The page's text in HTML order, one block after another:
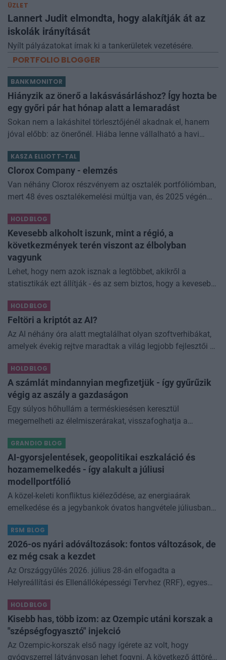
ÜZLET
Lannert Judit elmondta, hogy alakítják át az
iskolák irányítását
Nyílt pályázatokat írnak ki a tankerületek vezetésére.
PORTFOLIO BLOGGER
BANKMONITOR
Hiányzik az önerő a lakásvásárláshoz? Így hozta be
egy győri pár hat hónap alatt a lemaradást
Sokan nem a lakáshitel törlesztőjénél akadnak el, hanem
jóval előbb: az önerőnél. Hiába lenne vállalható a havi
kell rakni. Z
KASZA ELLIOTT-TAL
Clorox Company - elemzés
Van néhány Clorox részvényem az osztalék portfóliómban,
mert 48 éves osztalékemelési múltja van, és 2025 végén
dividend king-et. Azt
HOLDBLOG
Kevesebb alkoholt iszunk, mint a régió, a
következmények terén viszont az élbolyban
vagyunk
Lehet, hogy nem azok isznak a legtöbbet, akikről a
statisztikák ezt állítják - és az sem biztos, hogy a kevesebb
Kevesebb alkoholt iszunk
HOLDBLOG
Feltöri a kriptót az AI?
Az AI néhány óra alatt megtalálhat olyan szoftverhibákat,
amelyek évekig rejtve maradtak a világ legjobb fejlesztői és
különösen nagy...
HOLDBLOG
A számlát mindannyian megfizetjük - így gyűrűzik
végig az aszály a gazdaságon
Egy súlyos hőhullám a terméskiesésen keresztül
megemelheti az élelmiszerárakat, visszafoghatja a
még az állam finanszírozását is m
GRANDIO BLOG
AI-gyorsjelentések, geopolitikai eszkaláció és
hozamemelkedés - így alakult a júliusi
modellportfólió
A közel-keleti konfliktus kiéleződése, az energiaárak
emelkedése és a jegybankok óvatos hangvétele júliusban
miközben a jelentő
RSM BLOG
2026-os nyári adóváltozások: fontos változások, de
ez még csak a kezdet
Az Országgyűlés 2026. július 28-án elfogadta a
Helyreállítási és Ellenállóképességi Tervhez (RRF), egyes
kapcsolódó adóintézkedésekről, v
HOLDBLOG
Kisebb has, több izom: az Ozempic utáni korszak a
"szépségfogyasztó" injekció
Az Ozempic-korszak első nagy ígérete az volt, hogy
gyógyszerrel látványosan lehet fogyni. A következő áttörés